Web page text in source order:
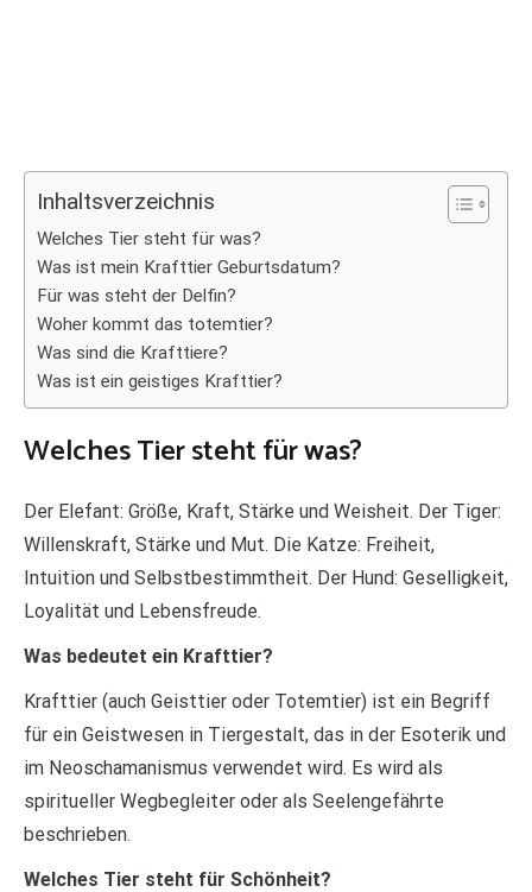
Inhaltsverzeichnis
Welches Tier steht für was?
Was ist mein Krafttier Geburtsdatum?
Für was steht der Delfin?
Woher kommt das totemtier?
Was sind die Krafttiere?
Was ist ein geistiges Krafttier?
Welches Tier steht für was?
Der Elefant: Größe, Kraft, Stärke und Weisheit. Der Tiger:
Willenskraft, Stärke und Mut. Die Katze: Freiheit,
Intuition und Selbstbestimmtheit. Der Hund: Geselligkeit,
Loyalität und Lebensfreude.
Was bedeutet ein Krafttier?
Krafttier (auch Geisttier oder Totemtier) ist ein Begriff
für ein Geistwesen in Tiergestalt, das in der Esoterik und
im Neoschamanismus verwendet wird. Es wird als
spiritueller Wegbegleiter oder als Seelengefährte
beschrieben.
Welches Tier steht für Schönheit?